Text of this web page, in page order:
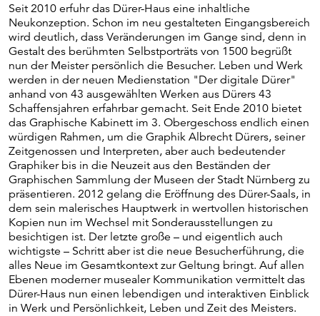
Seit 2010 erfuhr das Dürer-Haus eine inhaltliche
Neukonzeption. Schon im neu gestalteten Eingangsbereich
wird deutlich, dass Veränderungen im Gange sind, denn in
Gestalt des berühmten Selbstporträts von 1500 begrüßt
nun der Meister persönlich die Besucher. Leben und Werk
werden in der neuen Medienstation "Der digitale Dürer"
anhand von 43 ausgewählten Werken aus Dürers 43
Schaffensjahren erfahrbar gemacht. Seit Ende 2010 bietet
das Graphische Kabinett im 3. Obergeschoss endlich einen
würdigen Rahmen, um die Graphik Albrecht Dürers, seiner
Zeitgenossen und Interpreten, aber auch bedeutender
Graphiker bis in die Neuzeit aus den Beständen der
Graphischen Sammlung der Museen der Stadt Nürnberg zu
präsentieren. 2012 gelang die Eröffnung des Dürer-Saals, in
dem sein malerisches Hauptwerk in wertvollen historischen
Kopien nun im Wechsel mit Sonderausstellungen zu
besichtigen ist. Der letzte große – und eigentlich auch
wichtigste – Schritt aber ist die neue Besucherführung, die
alles Neue im Gesamtkontext zur Geltung bringt. Auf allen
Ebenen moderner musealer Kommunikation vermittelt das
Dürer-Haus nun einen lebendigen und interaktiven Einblick
in Werk und Persönlichkeit, Leben und Zeit des Meisters.